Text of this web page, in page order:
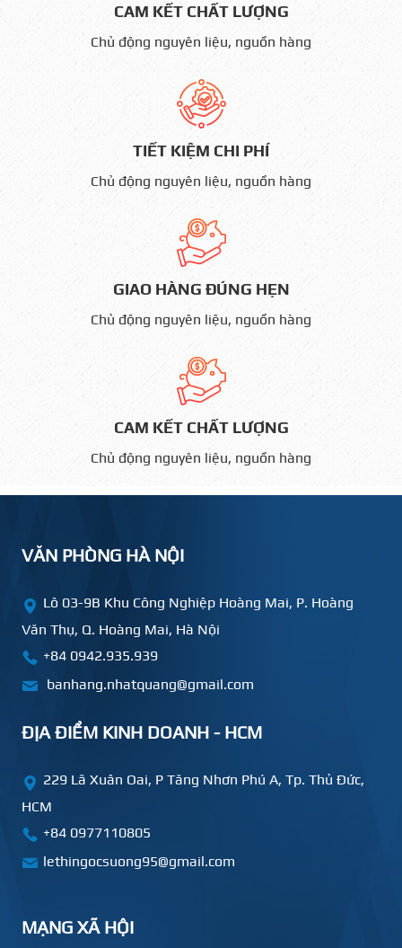
CAM KẾT CHẤT LƯỢNG
Chủ động nguyên liệu, nguồn hàng
TIẾT KIỆM CHI PHÍ
Chủ động nguyên liệu, nguồn hàng
GIAO HÀNG ĐÚNG HẸN
Chủ động nguyên liệu, nguồn hàng
CAM KẾT CHẤT LƯỢNG
Chủ động nguyên liệu, nguồn hàng
VĂN PHÒNG HÀ NỘI
Lô 03-9B Khu Công Nghiệp Hoàng Mai, P. Hoàng
Văn Thụ, Q. Hoàng Mai, Hà Nội
+84 0942.935.939
banhang.nhatquang@gmail.com
ĐỊA ĐIỂM KINH DOANH - HCM
229 Lã Xuân Oai, P Tăng Nhơn Phú A, Tp. Thủ Đức,
HCM
+84 0977110805
lethingocsuong95@gmail.com
MẠNG XÃ HỘI